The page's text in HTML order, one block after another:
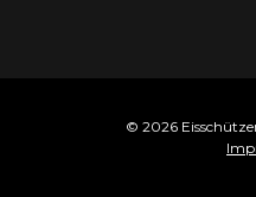
© 2026